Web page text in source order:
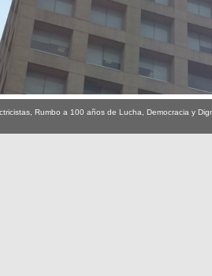
Rumbo a 100 años de Lucha, Democracia y